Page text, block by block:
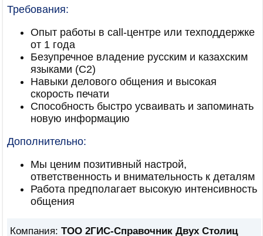
Требования:
Опыт работы в call-центре или техподдержке
от 1 года
Безупречное владение русским и казахским
языками (C2)
Навыки делового общения и высокая
скорость печати
Способность быстро усваивать и запоминать
новую информацию
Дополнительно:
Мы ценим позитивный настрой,
ответственность и внимательность к деталям
Работа предполагает высокую интенсивность
общения
Компания: ТОО 2ГИС-Справочник Двух Столиц